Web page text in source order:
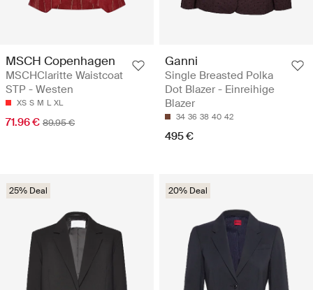
MSCH Copenhagen
MSCHClaritte Waistcoat
STP - Westen
XS S M L XL
71.96 € 89.95 €
Ganni
Single Breasted Polka
Dot Blazer - Einreihige
Blazer
34 36 38 40 42
495 €
25% Deal 20% Deal